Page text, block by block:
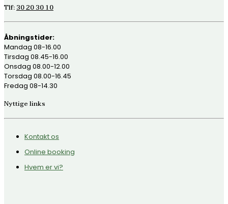
Tlf:30 20 30 10
Åbningstider:
Mandag 08-16.00
Tirsdag 08.45-16.00
Onsdag 08.00-12.00
Torsdag 08.00-16.45
Fredag 08-14.30
Nyttige links
Kontakt os
Online booking
Hvem er vi?